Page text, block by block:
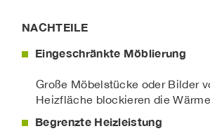
NACHTEILE
Eingeschränkte Möblierung
Große Möbelstücke oder Bilder
Heizfläche blockieren die
Begrenzte Heizleistung